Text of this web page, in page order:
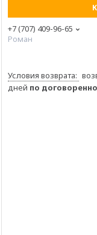
+7 (707) 409-96-65
Роман
дней по